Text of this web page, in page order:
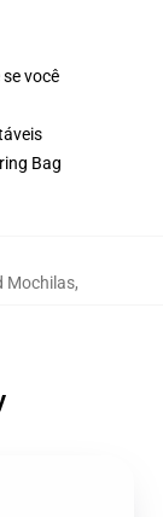
você
Bag
Mochilas,